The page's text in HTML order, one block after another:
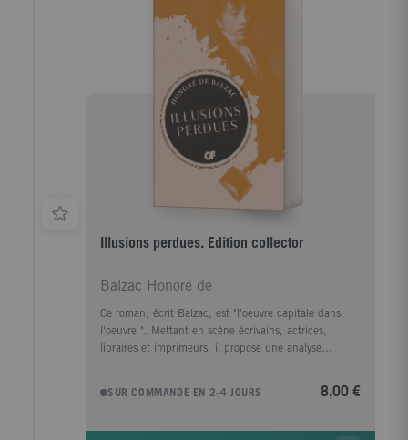
ses biens, souhaite le voir rentrer sous terre...
Illusions perdues. Edition collector
Balzac Honoré de
Ce roman, écrit Balzac, est "l'oeuvre capitale dans
l'oeuvre ". Mettant en scène écrivains, actrices,
libraires et imprimeurs, il propose une analyse
dévorera peut-être le pays" - et d'un monde où seuls
les plus cyniques tirent leur épingle du jeu. Dans ce
SUR COMMANDE EN 2-4 JOURS 8,00 €